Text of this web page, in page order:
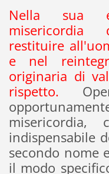
Nella sua
restituire
e nel
originaria di
rispetto.
misericordia,
indispensabile
secondo nome
il modo